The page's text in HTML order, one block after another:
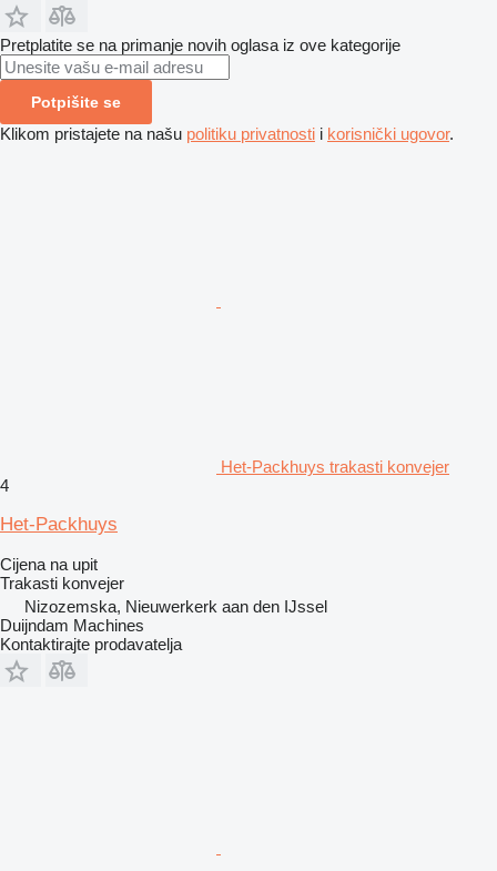
Pretplatite se na primanje novih oglasa iz ove kategorije
Potpišite se
Klikom pristajete na našu politiku privatnosti i korisnički ugovor.
Het-Packhuys trakasti konvejer
4
Het-Packhuys
Cijena na upit
Trakasti konvejer
Nizozemska, Nieuwerkerk aan den IJssel
Duijndam Machines
Kontaktirajte prodavatelja